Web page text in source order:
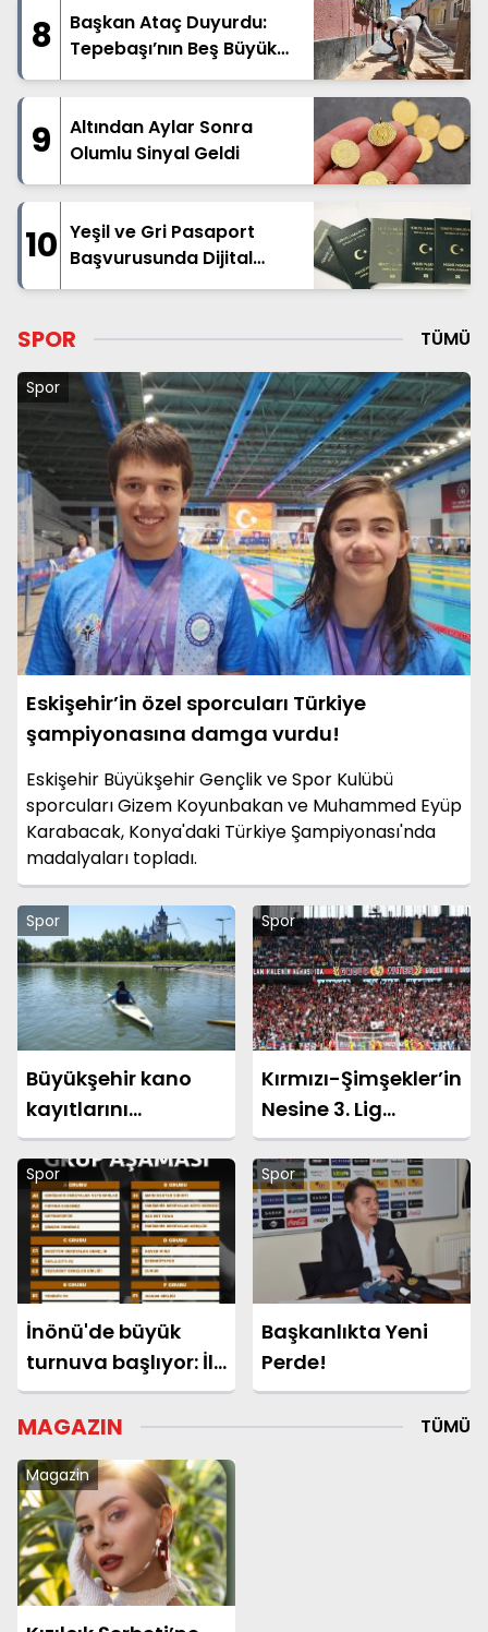
8
Başkan Ataç Duyurdu:
Tepebaşı’nın Beş Büyük
Mahallesinde Geniş
Başladı
9
Altından Aylar Sonra
Olumlu Sinyal Geldi
10 Yeşil ve Gri Pasaport
Başvurusunda Dijital
Dönüşüm Başlatıldı
SPOR TÜMÜ
Spor
Eskişehir’in özel sporcuları Türkiye
şampiyonasına damga vurdu!
Eskişehir Büyükşehir Gençlik ve Spor Kulübü
sporcuları Gizem Koyunbakan ve Muhammed Eyüp
Karabacak, Konya'daki Türkiye Şampiyonası'nda
madalyaları topladı.
Spor
Büyükşehir kano
kayıtlarını
başlatıyor!
Spor
Kırmızı-Şimşekler’in
Nesine 3. Lig
fikstürü!
Spor
İnönü'de büyük
turnuva başlıyor: İlk
santra 17
Temmuz'da
Spor
Başkanlıkta Yeni
Perde!
MAGAZIN TÜMÜ
Magazin